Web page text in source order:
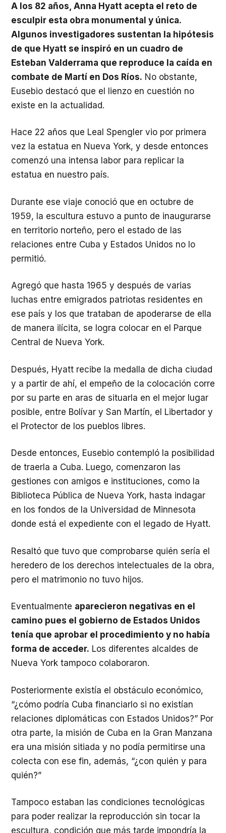
A los 82 años, Anna Hyatt acepta el reto de
esculpir esta obra monumental y única.
Algunos investigadores sustentan la hipótesis
de que Hyatt se inspiró en un cuadro de
Esteban Valderrama que reproduce la caída en
combate de Martí en Dos Ríos. No obstante,
Eusebio destacó que el lienzo en cuestión no
existe en la actualidad.
Hace 22 años que Leal Spengler vio por primera
vez la estatua en Nueva York, y desde entonces
comenzó una intensa labor para replicar la
estatua en nuestro país.
Durante ese viaje conoció que en octubre de
1959, la escultura estuvo a punto de inaugurarse
en territorio norteño, pero el estado de las
relaciones entre Cuba y Estados Unidos no lo
permitió.
Agregó que hasta 1965 y después de varias
luchas entre emigrados patriotas residentes en
ese país y los que trataban de apoderarse de ella
de manera ilícita, se logra colocar en el Parque
Central de Nueva York.
Después, Hyatt recibe la medalla de dicha ciudad
y a partir de ahí, el empeño de la colocación corre
por su parte en aras de situarla en el mejor lugar
posible, entre Bolívar y San Martín, el Libertador y
el Protector de los pueblos libres.
Desde entonces, Eusebio contempló la posibilidad
de traerla a Cuba. Luego, comenzaron las
gestiones con amigos e instituciones, como la
Biblioteca Pública de Nueva York, hasta indagar
en los fondos de la Universidad de Minnesota
donde está el expediente con el legado de Hyatt.
Resaltó que tuvo que comprobarse quién sería el
heredero de los derechos intelectuales de la obra,
pero el matrimonio no tuvo hijos.
Eventualmente aparecieron negativas en el
camino pues el gobierno de Estados Unidos
tenía que aprobar el procedimiento y no había
forma de acceder. Los diferentes alcaldes de
Nueva York tampoco colaboraron.
Posteriormente existía el obstáculo económico,
“¿cómo podría Cuba financiarlo si no existían
relaciones diplomáticas con Estados Unidos?” Por
otra parte, la misión de Cuba en la Gran Manzana
era una misión sitiada y no podía permitirse una
colecta con ese fin, además, “¿con quién y para
quién?”
Tampoco estaban las condiciones tecnológicas
para poder realizar la reproducción sin tocar la
escultura, condición que más tarde impondría la